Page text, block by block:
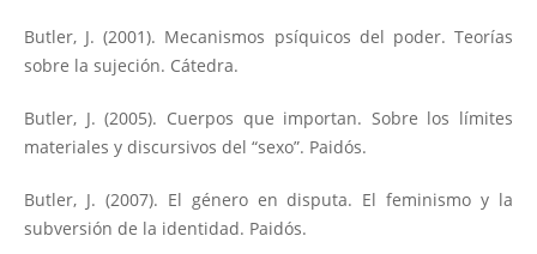
Butler, J. (2001). Mecanismos psíquicos del poder. Teorías
sobre la sujeción. Cátedra.
Butler, J. (2005). Cuerpos que importan. Sobre los límites
materiales y discursivos del “sexo”. Paidós.
Butler, J. (2007). El género en disputa. El feminismo y la
subversión de la identidad. Paidós.